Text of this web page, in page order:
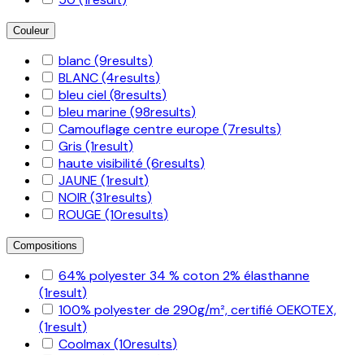
Couleur
blanc(9results)
BLANC(4results)
bleu ciel(8results)
bleu marine (98results)
Camouflage centre europe (7results)
Gris (1result)
haute visibilité (6results)
JAUNE (1result)
NOIR (31results)
ROUGE (10results)
Compositions
64% polyester 34 % coton 2% élasthanne
(1result)
100% polyester de 290g/m², certifié OEKOTEX,
(1result)
Coolmax(10results)